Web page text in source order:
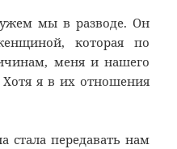
мы в разводе. Он
которая по
меня и нашего
Хотя я в их отношения
стала передавать нам